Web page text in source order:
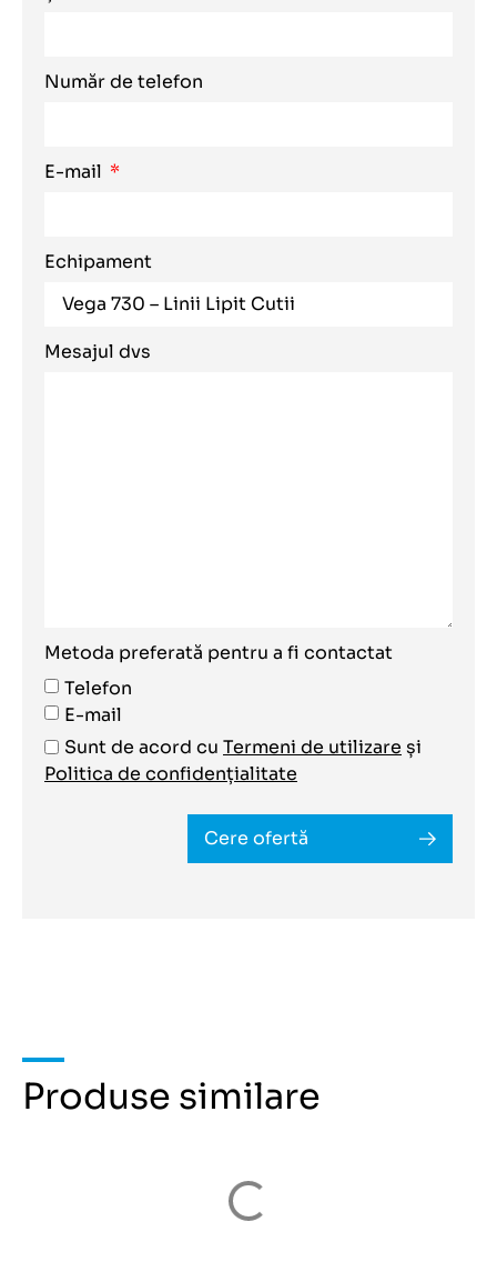
Număr de telefon
E-mail
Echipament
Mesajul dvs
Metoda preferată pentru a fi contactat
Telefon
E-mail
Sunt de acord cu Termeni de utilizare și
Politica de confidențialitate
Cere ofertă
Produse similare